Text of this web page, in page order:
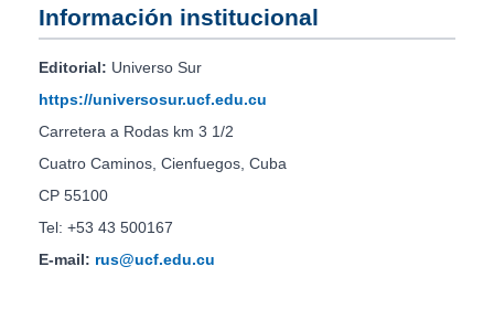
Información institucional
Editorial: Universo Sur
https://universosur.ucf.edu.cu
Carretera a Rodas km 3 1/2
Cuatro Caminos, Cienfuegos, Cuba
CP 55100
Tel: +53 43 500167
E-mail: rus@ucf.edu.cu